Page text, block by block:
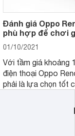
Đánh giá Oppo
phù hợp để chơi
01/10/2021
Với tầm giá khoảng
điện thoại Oppo
phải là lựa chọn tốt